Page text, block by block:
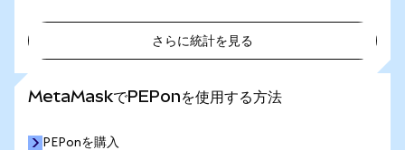
さらに統計を見る
MetaMaskでPEPonを使用する方法
PEPonを購入